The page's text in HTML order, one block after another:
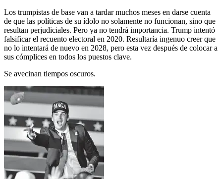
Los trumpistas de base van a tardar muchos meses en darse cuenta
de que las políticas de su ídolo no solamente no funcionan, sino que
resultan perjudiciales. Pero ya no tendrá importancia. Trump intentó
falsificar el recuento electoral en 2020. Resultaría ingenuo creer que
no lo intentará de nuevo en 2028, pero esta vez después de colocar a
sus cómplices en todos los puestos clave.
Se avecinan tiempos oscuros.